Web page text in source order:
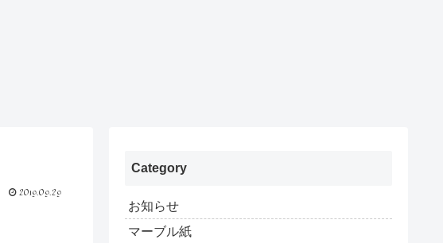
2019.09.29
Category
お知らせ
マーブル紙